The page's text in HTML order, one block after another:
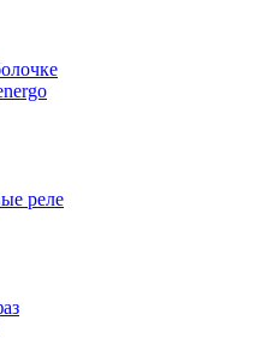
реле